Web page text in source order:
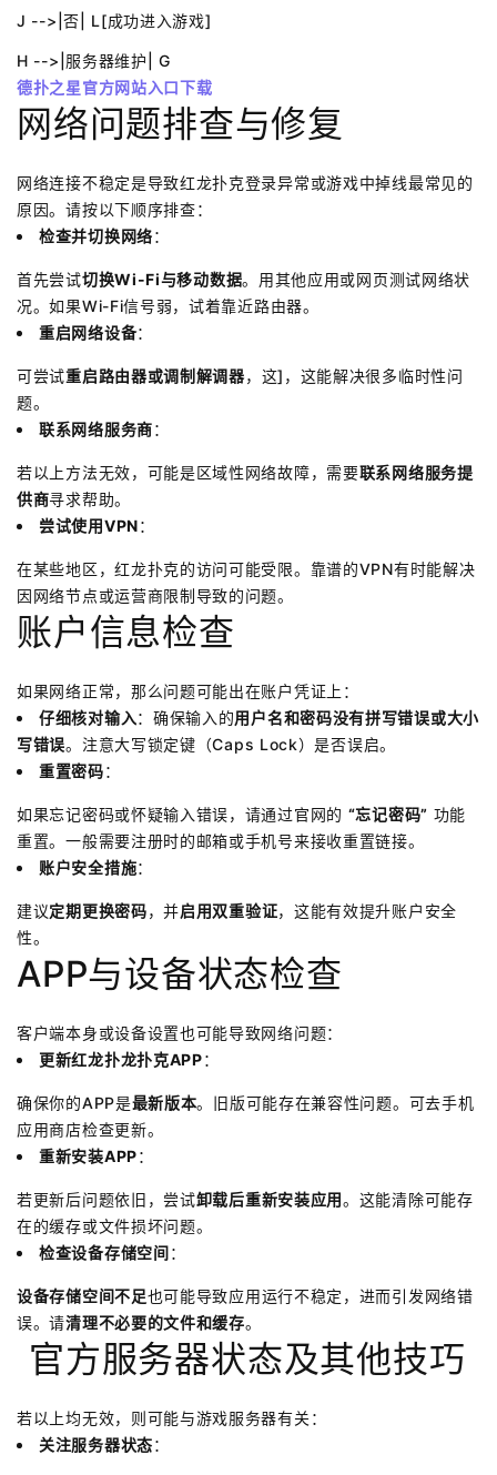
J -->|否| L[成功进入游戏]
H -->|服务器维护| G
德扑之星官方网站入口下载
网络问题排查与修复
网络连接不稳定是导致红龙扑克登录异常或游戏中掉线最常见的
原因。请按以下顺序排查：
检查并切换网络：
首先尝试切换Wi-Fi与移动数据。用其他应用或网页测试网络状
况。如果Wi-Fi信号弱，试着靠近路由器。
重启网络设备：
可尝试重启路由器或调制解调器，这]，这能解决很多临时性问
题。
联系网络服务商：
若以上方法无效，可能是区域性网络故障，需要联系网络服务提
供商寻求帮助。
尝试使用VPN：
在某些地区，红龙扑克的访问可能受限。靠谱的VPN有时能解决
因网络节点或运营商限制导致的问题。
账户信息检查
如果网络正常，那么问题可能出在账户凭证上：
仔细核对输入：确保输入的用户名和密码没有拼写错误或大小
写错误。注意大写锁定键（Caps Lock）是否误启。
重置密码：
如果忘记密码或怀疑输入错误，请通过官网的 “忘记密码” 功能
重置。一般需要注册时的邮箱或手机号来接收重置链接。
账户安全措施：
建议定期更换密码，并启用双重验证，这能有效提升账户安全
性。
APP与设备状态检查
客户端本身或设备设置也可能导致网络问题：
更新红龙扑龙扑克APP：
确保你的APP是最新版本。旧版可能存在兼容性问题。可去手机
应用商店检查更新。
重新安装APP：
若更新后问题依旧，尝试卸载后重新安装应用。这能清除可能存
在的缓存或文件损坏问题。
检查设备存储空间：
设备存储空间不足也可能导致应用运行不稳定，进而引发网络错
误。请清理不必要的文件和缓存。
️ 官方服务器状态及其他技巧
若以上均无效，则可能与游戏服务器有关：
关注服务器状态：